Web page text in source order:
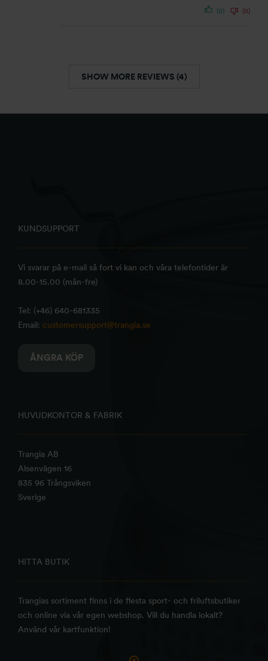
(0) (0)
SHOW MORE REVIEWS (4)
KUNDSUPPORT
Vi svarar på e-mail så fort vi kan och våra telefontider är
8.00-15.00 (mån-fre)
Tel: (+46) 640-681335
Email: customersupport@trangia.se
ÅNGRA KÖP
HUVUDKONTOR & FABRIK
Trangia AB
Alsenvägen 16
835 96 Trångsviken
Sverige
HITTA BUTIK
Trangias sortiment finns i de flesta sport- och friluftsbutiker
och online via vår egen webshop. Vill du handla lokalt?
Använd vår kartfunktion!